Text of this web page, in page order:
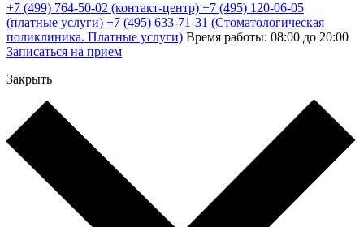
+7 (499) 764-50-02 (контакт-центр) +7 (495) 120-06-05
(платные услуги) +7 (495) 633-71-31 (Стоматологическая
поликлиника. Платные услуги) Время работы: 08:00 до 20:00
Записаться на прием
Закрыть